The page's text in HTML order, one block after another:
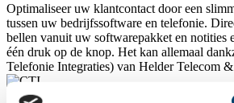
Optimaliseer uw klantcontact door een
tussen uw bedrijfssoftware en telefonie.
bellen vanuit uw softwarepakket en notities
één druk op de knop. Het kan allemaal
Telefonie Integraties) van Helder Telecom